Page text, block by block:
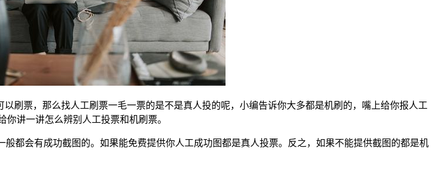
刷票，那么找人工刷票一毛一票的是不是真人投的呢，小编告诉你大多都是机刷的，嘴上给你报人工
讲一讲怎么辨别人工投票和机刷票。
都会有成功截图的。如果能免费提供你人工成功图都是真人投票。反之，如果不能提供截图的都是机